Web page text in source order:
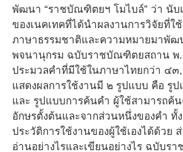
พัฒนา “ราชบัณฑิตยฯ โมไบล์” ว่า นับ
ของเนคเทคที่ได้นำผลงานการวิจัยที่ใ
ภาษาธรรมชาติและความหมายมาพัฒ
พจนานุกรม ฉบับราชบัณฑิตยสถาน
ประมวลคำที่มีใช้ในภาษาไทยกว่า ๔๓
แสดงผลการใช้งานมี ๒ รูปแบบ คือ รู
และ รูปแบบการค้นคำ ผู้ใช้สามารถค้
อักษรตั้งต้นและจากส่วนหนึ่งของคำ ทั้
ประวัติการใช้งานของผู้ใช้เองได้ด้วย
อ่านอย่างไรและเขียนอย่างไร ฉบับร